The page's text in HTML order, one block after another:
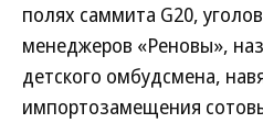
полях саммита G20,
менеджеров «Реновы»,
детского омбудсмена,
импортозамещения